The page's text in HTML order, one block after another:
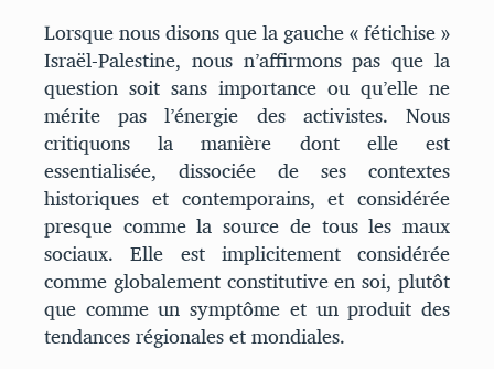
Lorsque nous disons que la gauche « fétichise »
Israël-Palestine, nous n’affirmons pas que la
question soit sans importance ou qu’elle ne
mérite pas l’énergie des activistes. Nous
critiquons la manière dont elle est
essentialisée, dissociée de ses contextes
historiques et contemporains, et considérée
presque comme la source de tous les maux
sociaux. Elle est implicitement considérée
comme globalement constitutive en soi, plutôt
que comme un symptôme et un produit des
tendances régionales et mondiales.